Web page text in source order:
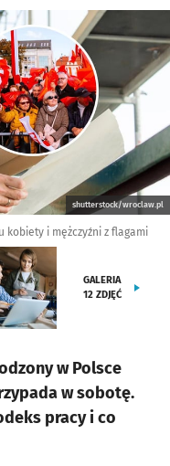
shutterstock/wroclaw.pl
kobiety i mężczyźni z flagami
GALERIA
12 ZDJĘĆ
w Polsce
w sobotę.
pracy i co